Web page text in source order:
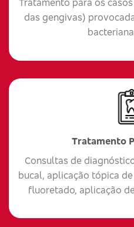
das gengivas)
Tratamento
Consultas de
bucal, aplicação tópica
fluoretado, aplicação